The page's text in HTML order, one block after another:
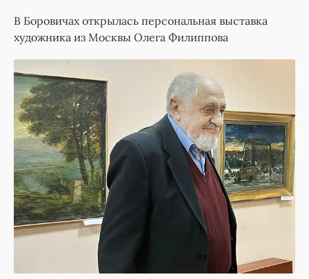
В Боровичах открылась персональная выставка
художника из Москвы Олега Филиппова